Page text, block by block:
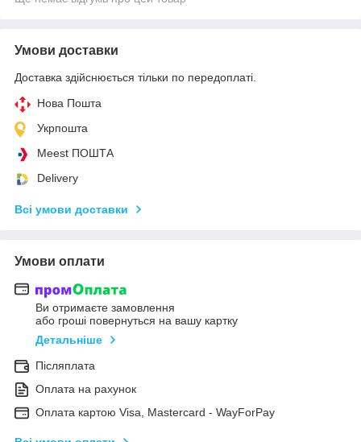
Умови доставки
Доставка здійснюється тільки по передоплаті.
Нова Пошта
Укрпошта
Meest ПОШТА
Delivery
Всі умови доставки
Умови оплати
Ви отримаєте замовлення
або гроші повернуться на вашу картку
Детальніше
Післяплата
Оплата на рахунок
Оплата картою Visa, Mastercard - WayForPay